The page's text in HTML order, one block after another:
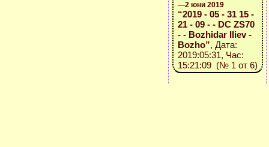
—2 юни 2019
“2019 - 05 - 31 15 -
21 - 09 - - DC ZS70
- - Bozhidar Iliev -
Bozho”, Дата:
2019:05:31, Час:
15:21:09 (№ 1 от 6)